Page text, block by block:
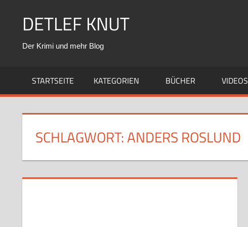
DETLEF KNUT
Der Krimi und mehr Blog
STARTSEITE KATEGORIEN BÜCHER VIDEOS
SCHLAGWORT:ANDERS ROSLUND